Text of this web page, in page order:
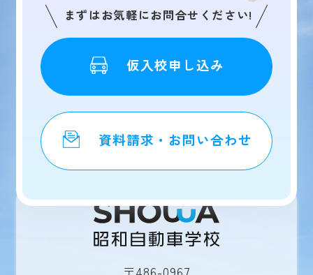
まずはお気軽にお問合せください!
仮入校申し込み
資料請求・お問い合わせ